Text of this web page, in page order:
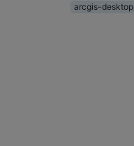
arcgis-desktop